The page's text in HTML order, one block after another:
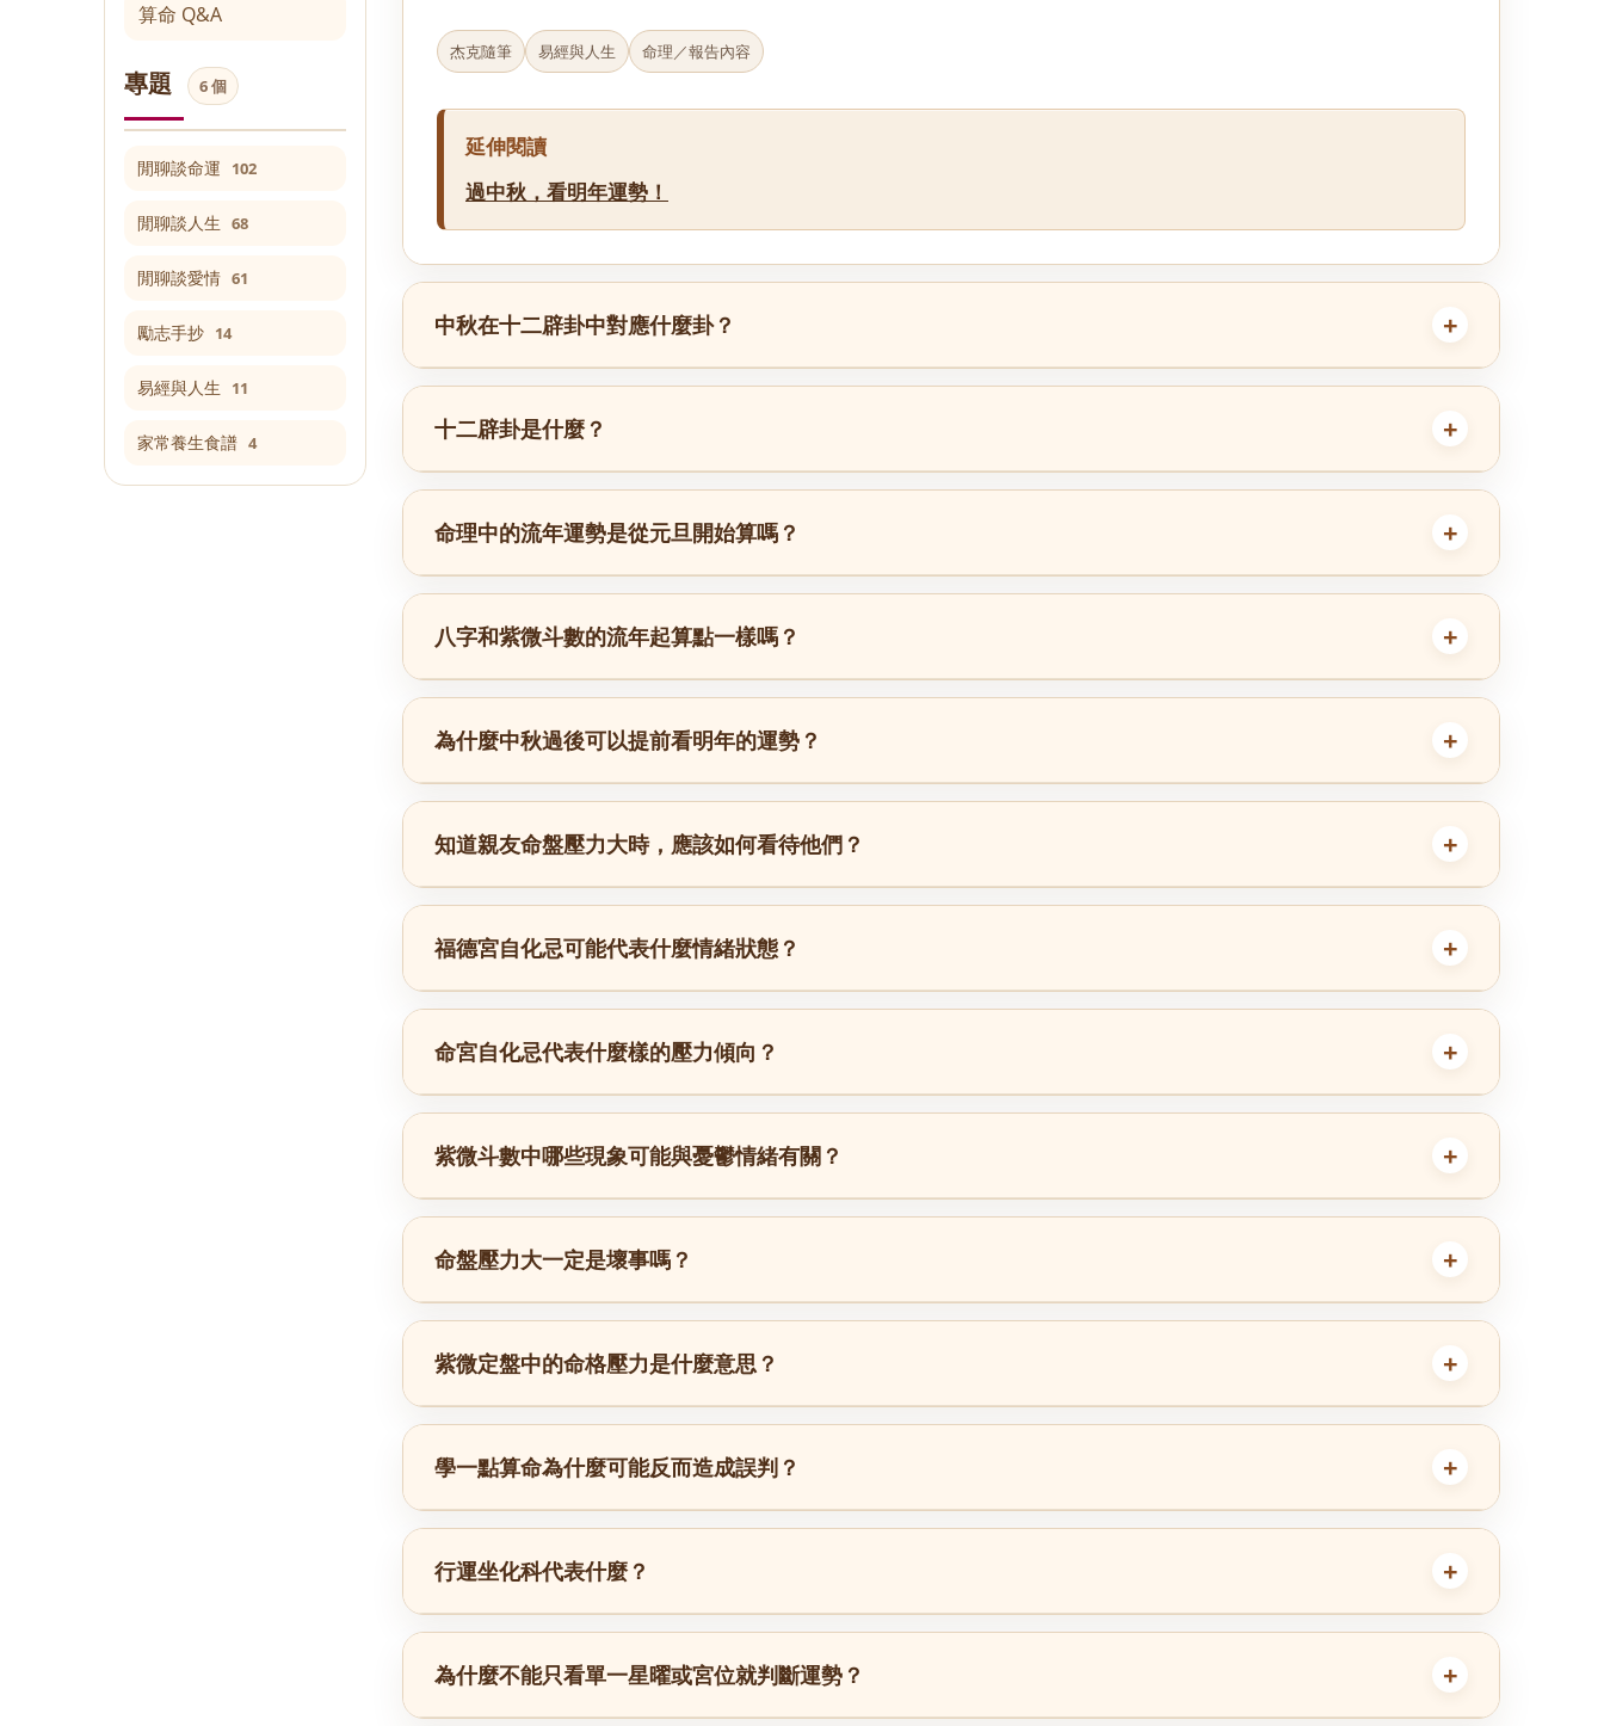
算命 Q&A
專題 6 個
閒聊談命運 102
閒聊談人生 68
閒聊談愛情 61
勵志手抄 14
易經與人生 11
家常養生食譜 4
杰克隨筆 易經與人生 命理／報告內容
延伸閱讀
過中秋，看明年運勢！
中秋在十二辟卦中對應什麼卦？
十二辟卦是什麼？
命理中的流年運勢是從元旦開始算嗎？
八字和紫微斗數的流年起算點一樣嗎？
為什麼中秋過後可以提前看明年的運勢？
知道親友命盤壓力大時，應該如何看待他們？
福德宮自化忌可能代表什麼情緒狀態？
命宮自化忌代表什麼樣的壓力傾向？
紫微斗數中哪些現象可能與憂鬱情緒有關？
命盤壓力大一定是壞事嗎？
紫微定盤中的命格壓力是什麼意思？
學一點算命為什麼可能反而造成誤判？
行運坐化科代表什麼？
為什麼不能只看單一星曜或宮位就判斷運勢？